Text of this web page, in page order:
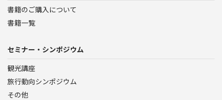
書籍のご購入について
書籍一覧
セミナー・シンポジウム
観光講座
旅行動向シンポジウム
その他